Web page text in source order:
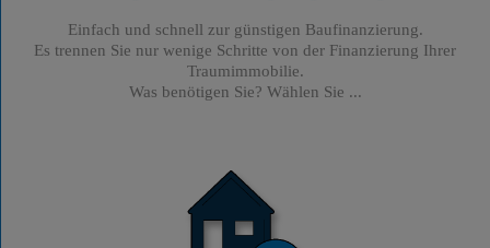
Einfach und schnell zur günstigen Baufinanzierung.
Es trennen Sie nur wenige Schritte von der Finanzierung Ihrer
Traumimmobilie.
Was benötigen Sie? Wählen Sie ...